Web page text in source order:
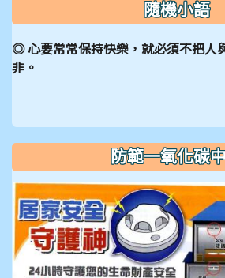
隨機小語
◎ 心要常常保持快樂，就必須不把人
非。
防範一氧化碳